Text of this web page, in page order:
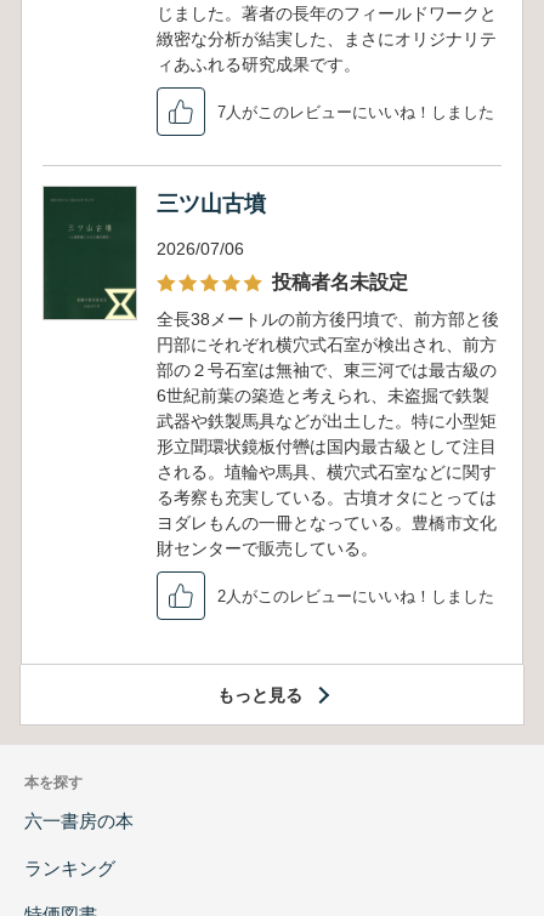
じました。著者の長年のフィールドワークと
緻密な分析が結実した、まさにオリジナリテ
ィあふれる研究成果です。
7人がこのレビューにいいね！しました
三ツ山古墳
2026/07/06
投稿者名未設定
全長38メートルの前方後円墳で、前方部と後
円部にそれぞれ横穴式石室が検出され、前方
部の２号石室は無袖で、東三河では最古級の
6世紀前葉の築造と考えられ、未盗掘で鉄製
武器や鉄製馬具などが出土した。特に小型矩
形立聞環状鏡板付轡は国内最古級として注目
される。埴輪や馬具、横穴式石室などに関す
る考察も充実している。古墳オタにとっては
ヨダレもんの一冊となっている。豊橋市文化
財センターで販売している。
2人がこのレビューにいいね！しました
もっと見る
本を探す
六一書房の本
ランキング